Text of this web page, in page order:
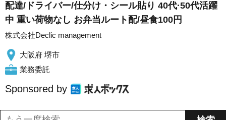
配達/ドライバー/仕分け・シール貼り 40代·50代活躍
中 重い荷物なし お弁当ルート配/昼食100円
株式会社Declic management
大阪府 堺市
業務委託
Sponsored by